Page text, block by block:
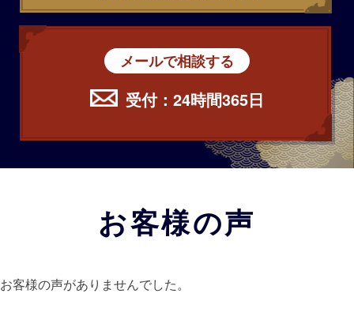
メールで相談する
受付：24時間365日
お客様の声
お客様の声がありませんでした。